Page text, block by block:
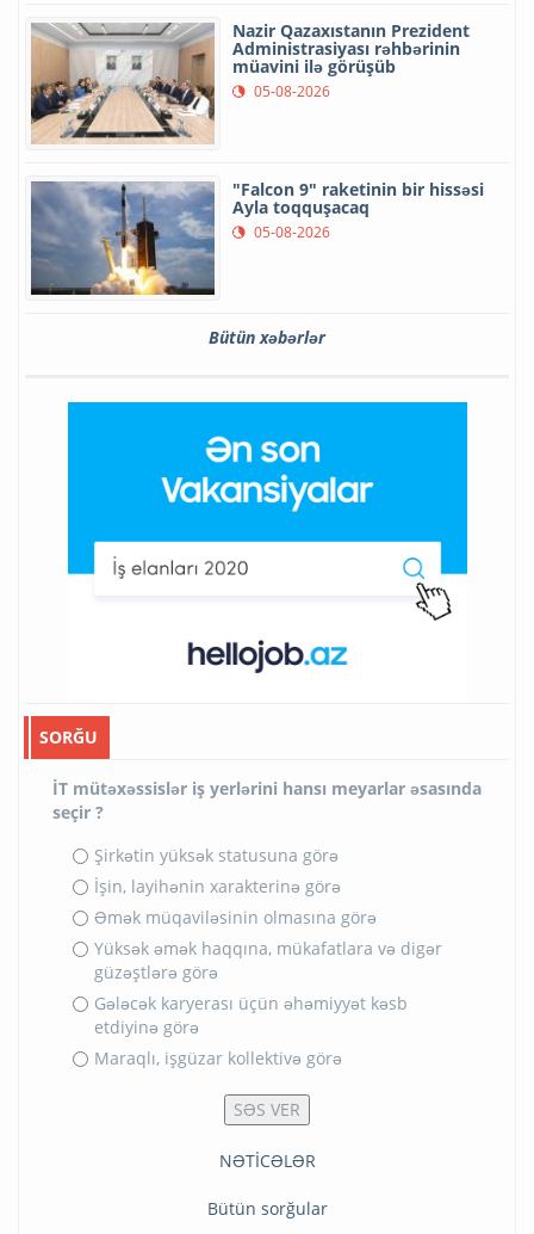
Nazir Qazaxıstanın Prezident
Administrasiyası rəhbərinin
müavini ilə görüşüb
05-08-2026
"Falcon 9" raketinin bir hissəsi
Ayla toqquşacaq
05-08-2026
Bütün xəbərlər
SORĞU
İT mütəxəssislər iş yerlərini hansı meyarlar əsasında
seçir ?
Şirkətin yüksək statusuna görə
İşin, layihənin xarakterinə görə
Əmək müqaviləsinin olmasına görə
Yüksək əmək haqqına, mükafatlara və digər
güzəştlərə görə
Gələcək karyerası üçün əhəmiyyət kəsb
etdiyinə görə
Maraqlı, işgüzar kollektivə görə
NƏTİCƏLƏR
Bütün sorğular